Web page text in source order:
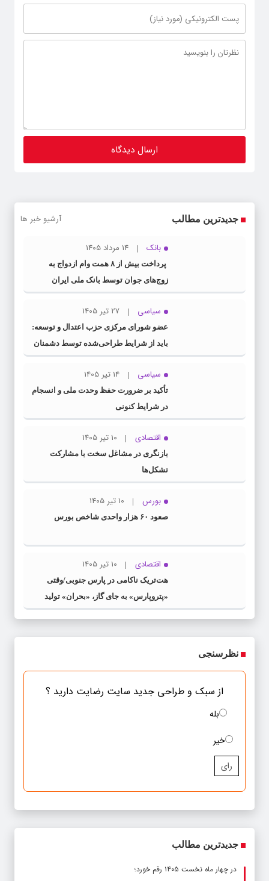
جدیدترین مطالب آرشیو خبر ها
بانک 14 مرداد 1405
پرداخت بیش از ۸ همت وام ازدواج به
زوج‌های جوان توسط بانک ملی ایران
سیاسی 27 تیر 1405
عضو شورای مرکزی حزب اعتدال و توسعه:
باید از شرایط طراحی‌شده توسط دشمنان
عبور کنیم
سیاسی 14 تیر 1405
تأکید بر ضرورت حفظ وحدت ملی و انسجام
در شرایط کنونی
اقتصادی 10 تیر 1405
بازنگری در مشاغل سخت با مشارکت
تشکل‌ها
بورس 10 تیر 1405
صعود ۶۰ هزار واحدی شاخص بورس
اقتصادی 10 تیر 1405
هت‌تریک ناکامی در پارس جنوبی/وقتی
«پتروپارس» به جای گاز، «بحران» تولید
می‌کند
نظرسنجی
از سبک و طراحی جدید سایت رضایت دارید ؟
بله
خیر
رای
جدیدترین مطالب
در چهار ماه نخست ۱۴۰۵ رقم خورد؛